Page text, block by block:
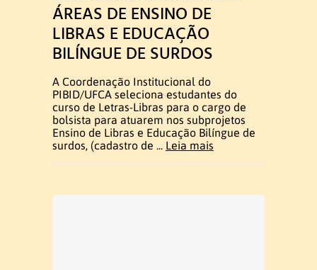
Eventos
Setembro Surdo
SUBMISSÃO DOS RESUMOS
Publicação
ÁREAS DE ENSINO DE
LIBRAS E EDUCAÇÃO
BILÍNGUE DE SURDOS
A Coordenação Institucional do
PIBID/UFCA seleciona estudantes do
curso de Letras-Libras para o cargo de
bolsista para atuarem nos subprojetos
Ensino de Libras e Educação Bilíngue de
surdos, (cadastro de ... Leia mais